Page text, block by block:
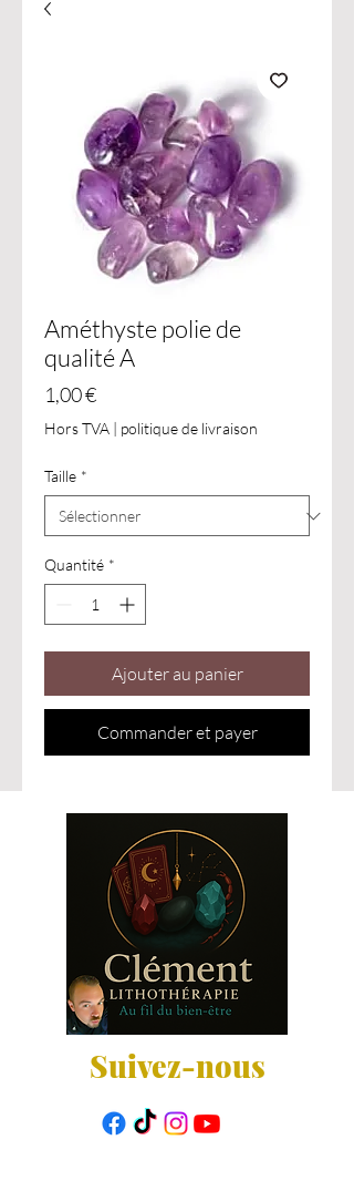
Améthyste polie de
qualité A
1,00 €Prix
Hors TVA | politique de livraison
Taille *
Quantité *
Ajouter au panier
Commander et payer
Suivez-nous